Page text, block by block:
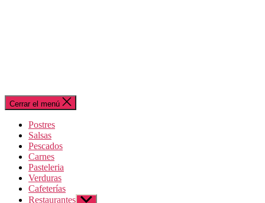
Cerrar el menú
Postres
Salsas
Pescados
Carnes
Pasteleria
Verduras
Cafeterías
Restaurantes Mostrar